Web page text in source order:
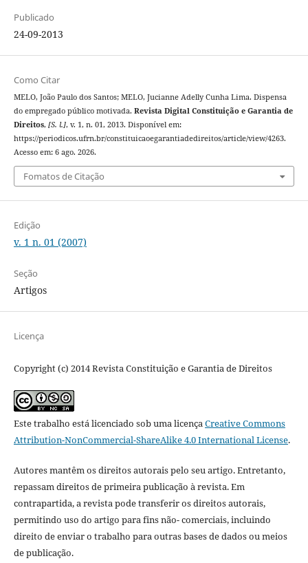
Publicado
24-09-2013
Como Citar
MELO, João Paulo dos Santos; MELO, Jucianne Adelly Cunha Lima. Dispensa
do empregado público motivada. Revista Digital Constituição e Garantia de
Direitos, [S. l.], v. 1, n. 01, 2013. Disponível em:
https://periodicos.ufrn.br/constituicaoegarantiadedireitos/article/view/4263.
Acesso em: 6 ago. 2026.
Fomatos de Citação
Edição
v. 1 n. 01 (2007)
Seção
Artigos
Licença
Copyright (c) 2014 Revista Constituição e Garantia de Direitos
Este trabalho está licenciado sob uma licençaCreative Commons
Attribution-NonCommercial-ShareAlike 4.0 International License.
Autores mantêm os direitos autorais pelo seu artigo. Entretanto,
repassam direitos de primeira publicação à revista. Em
contrapartida, a revista pode transferir os direitos autorais,
permitindo uso do artigo para fins não- comerciais, incluindo
direito de enviar o trabalho para outras bases de dados ou meios
de publicação.